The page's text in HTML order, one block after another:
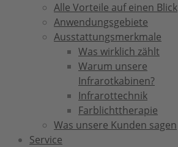
Alle Vorteile auf einen Blick
Anwendungsgebiete
Ausstattungsmerkmale
Was wirklich zählt
Warum unsere
Infrarotkabinen?
Infrarottechnik
Farblichttherapie
Was unsere Kunden sagen
Service